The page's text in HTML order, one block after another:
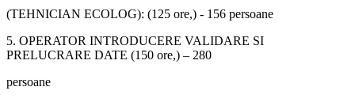
(TEHNICIAN ECOLOG): (125 ore,) - 156 persoane
5. OPERATOR INTRODUCERE VALIDARE SI
PRELUCRARE DATE (150 ore,) – 280
persoane